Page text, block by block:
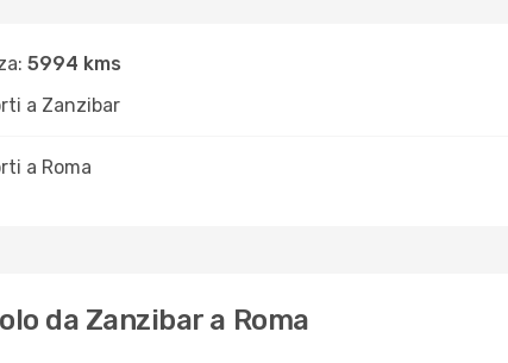
5994 kms
a Zanzibar
a Roma
da Zanzibar a Roma